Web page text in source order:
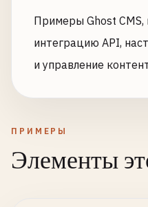
Примеры Ghost CMS,
интеграцию API,
и управление
ПРИМЕРЫ
Элементы